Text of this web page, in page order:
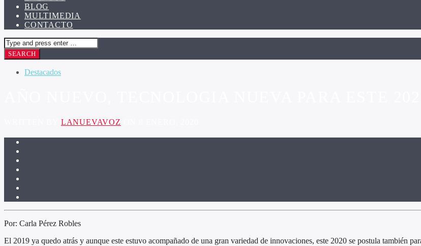
BLOG
MULTIMEDIA
CONTACTO
Destacados
LANUEVAVOZ
Por: Carla Pérez Robles
El 2019 ya quedo atrás y aunque este estuvo acompañado de una gran variedad de innovaciones, este 2020 se postula también